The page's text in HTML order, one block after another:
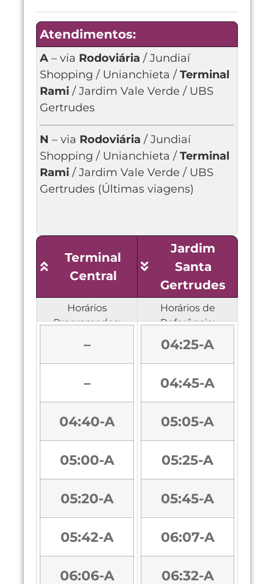
Atendimentos:
A – via Rodoviária / Jundiaí
Shopping / Unianchieta / Terminal
Rami / Jardim Vale Verde / UBS
Gertrudes
N – via Rodoviária / Jundiaí
Shopping / Unianchieta / Terminal
Rami / Jardim Vale Verde / UBS
Gertrudes (Últimas viagens)
Terminal
Central
Jardim
Santa
Gertrudes
Horários
Programados:
Horários de
Referência:
–
–
04:40-A
05:00-A
05:20-A
05:42-A
06:06-A
04:25-A
04:45-A
05:05-A
05:25-A
05:45-A
06:07-A
06:32-A